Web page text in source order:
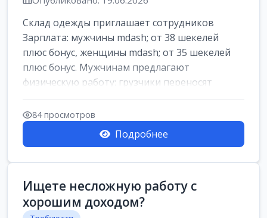
Склад одежды приглашает сотрудников
Зарплата: мужчины mdash; от 38 шекелей
плюс бонус, женщины mdash; от 35 шекелей
плюс бонус. Мужчинам предлагают
физическую работу: грузчики переносят
коробки весом ...
84 просмотров
Подробнее
Ищете несложную работу с
хорошим доходом?